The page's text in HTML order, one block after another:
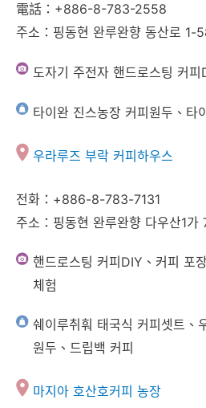
電話：+886-8-783-2558
주소：핑동현 완루완향 동산로 1-
도자기 주전자 핸드로스팅 커피
타이완 진스농장 커피원두、타
우라루즈 부락 커피하우스
전화：+886-8-783-7131
주소：핑동현 완루완향 다우산1가
핸드로스팅 커피DIY、커피 포
체험
쉐이루취훠 태국식 커피셋트、
원두、드립백 커피
마지아 호산호커피 농장